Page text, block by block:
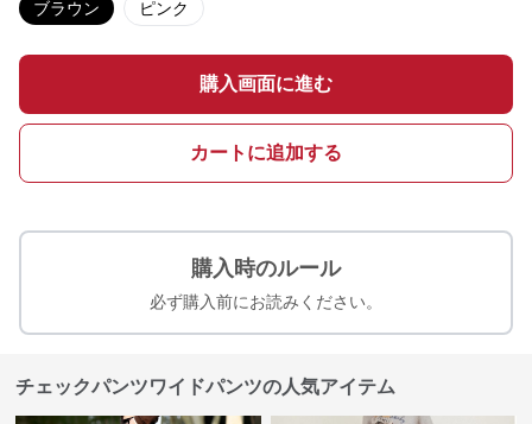
ブラウン ピンク
購入画面に進む
カートに追加する
購入時のルール
必ず購入前にお読みください。
チェックパンツワイドパンツの人気アイテム